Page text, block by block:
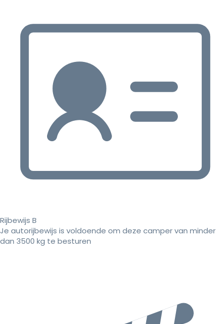
Rijbewijs B
Je autorijbewijs is voldoende om deze camper van minder
dan 3500 kg te besturen